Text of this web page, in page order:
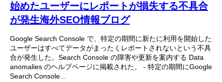
始めたユーザーにレポートが損失する不具合
が発生海外SEO情報ブログ
Google Search Console で、特定の期間に新たに利用を開始した
ユーザーはすべてデータがまったくレポートされないという不具
合が発生した。Search Console の障害や更新を案内する Data
anomalies のヘルプページに掲載された。 - 特定の期間にGoogle
Search Console...